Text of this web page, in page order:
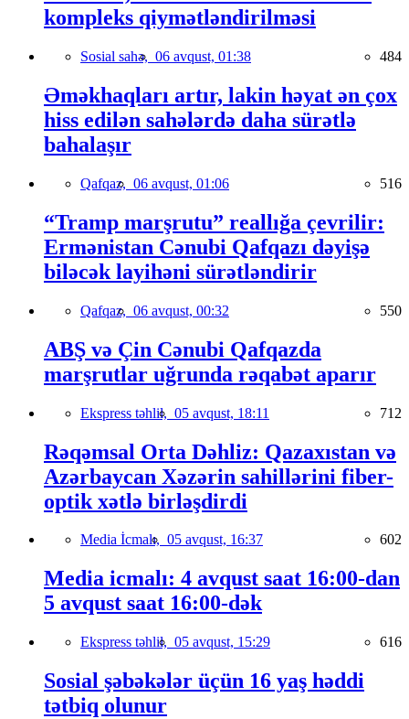
kompleks qiymətləndirilməsi
Sosial sahə, 06 avqust, 01:38 484
Əməkhaqları artır, lakin həyat ən çox
hiss edilən sahələrdə daha sürətlə
bahalaşır
Qafqaz, 06 avqust, 01:06 516
“Tramp marşrutu” reallığa çevrilir:
Ermənistan Cənubi Qafqazı dəyişə
biləcək layihəni sürətləndirir
Qafqaz, 06 avqust, 00:32 550
ABŞ və Çin Cənubi Qafqazda
marşrutlar uğrunda rəqabət aparır
Ekspress təhlil, 05 avqust, 18:11 712
Rəqəmsal Orta Dəhliz: Qazaxıstan və
Azərbaycan Xəzərin sahillərini fiber-
optik xətlə birləşdirdi
Media İcmalı, 05 avqust, 16:37 602
Media icmalı: 4 avqust saat 16:00-dan
5 avqust saat 16:00-dək
Ekspress təhlil, 05 avqust, 15:29 616
Sosial şəbəkələr üçün 16 yaş həddi
tətbiq olunur